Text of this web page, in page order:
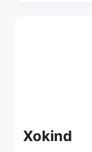
Xokind